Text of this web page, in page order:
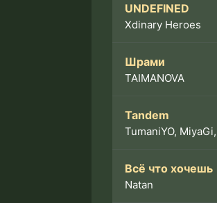
UNDEFINED
Xdinary Heroes
Шрами
TAIMANOVA
Tandem
Всё что хочешь
Natan